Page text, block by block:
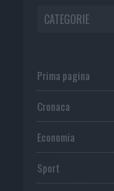
CATEGORIE
Prima pagina
Cronaca
Economia
Sport